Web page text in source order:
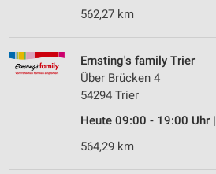
562,27 km
Ernsting's family Trier
Über Brücken 4
54294 Trier
Heute 09:00 - 19:00 Uhr |
564,29 km